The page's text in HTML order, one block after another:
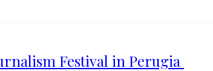
Festival in Perugia